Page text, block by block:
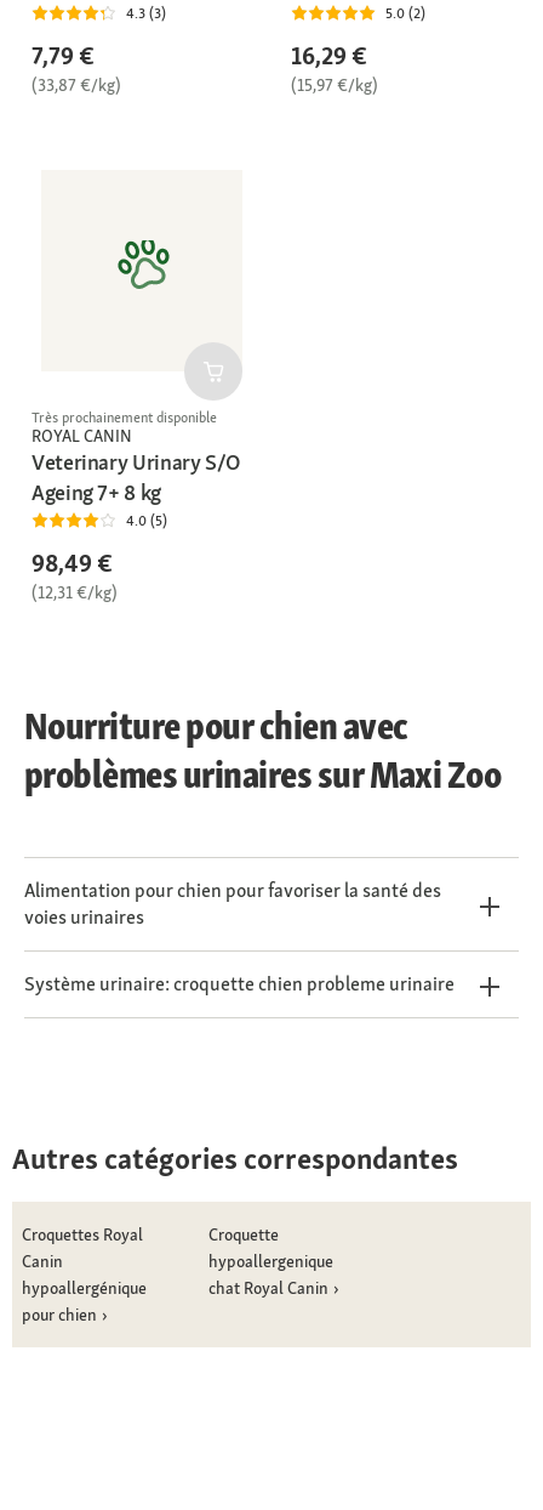
4.3 (3)
7,79 €
(33,87 €/kg)
5.0 (2)
16,29 €
(15,97 €/kg)
Très prochainement disponible
ROYAL CANIN
Veterinary Urinary S/O
Ageing 7+ 8 kg
4.0 (5)
98,49 €
(12,31 €/kg)
Nourriture pour chien avec
problèmes urinaires sur Maxi Zoo
Alimentation pour chien pour favoriser la santé des
voies urinaires
Système urinaire: croquette chien probleme urinaire
Autres catégories correspondantes
Croquettes Royal
Canin
hypoallergénique
pour chien
Croquette
hypoallergenique
chat Royal Canin